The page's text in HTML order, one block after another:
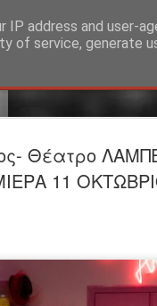
Θέατρο
11
IP address and user-
of service, generate
ΤΟ ΥΠΟΓΕΙΟ
Άνθρωπος του
Βασιλίνα Κατερίνη